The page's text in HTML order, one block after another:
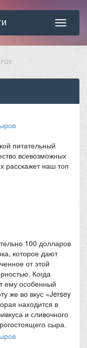
Toggle
питательный
всевозможных
расскажет наш топ
100 долларов
которое дают
от этой
Когда
ему особенный
же во вкус «Jersey
находится в
и сливочного
сыра.